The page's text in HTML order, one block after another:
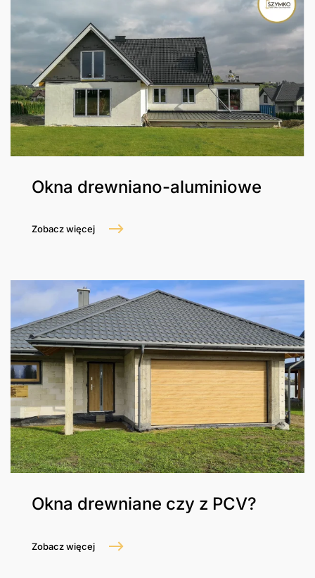
Okna drewniano-aluminiowe
Zobacz więcej
Okna drewniane czy z PCV?
Zobacz więcej